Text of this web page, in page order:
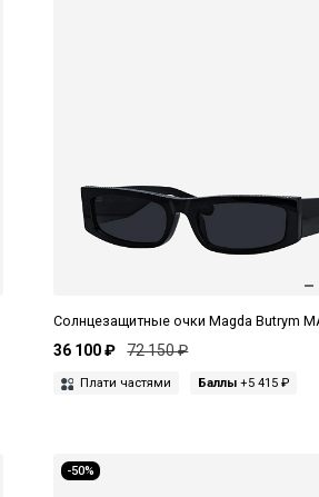
Солнцезащитные очки Magda Butrym
36 100 ₽ 72 150 ₽
Плати частями Баллы +5 415 ₽
-50%